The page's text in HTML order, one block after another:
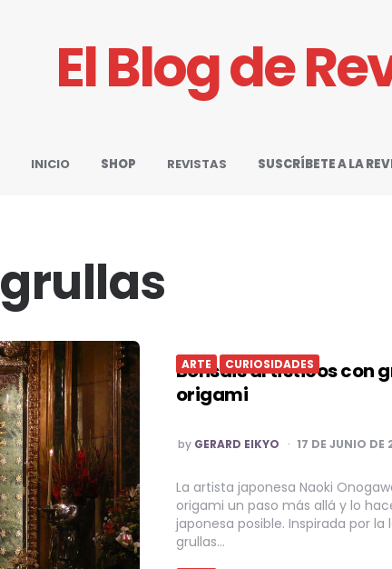
El Blog de
INICIO SHOP REVISTAS SUSCRÍBETE A LA
grullas
ARTE CURIOSIDADES
Bonsáis artísticos con
origami
POSTED
BY
by GERARD EIKYO 17 DE JUNIO DE
La artista japonesa Naoki
origami un paso más allá y lo
japonesa posible. Inspirada por la
grullas…